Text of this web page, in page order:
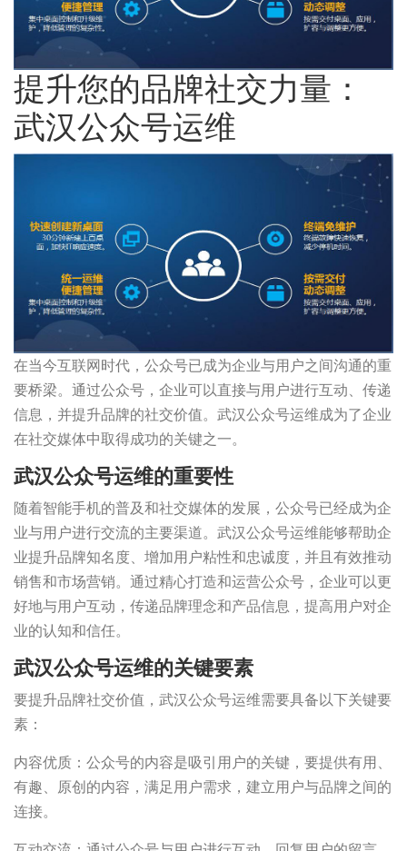
提升您的品牌社交力量：
武汉公众号运维
在当今互联网时代，公众号已成为企业与用户之间沟通的重
要桥梁。通过公众号，企业可以直接与用户进行互动、传递
信息，并提升品牌的社交价值。武汉公众号运维成为了企业
在社交媒体中取得成功的关键之一。
武汉公众号运维的重要性
随着智能手机的普及和社交媒体的发展，公众号已经成为企
业与用户进行交流的主要渠道。武汉公众号运维能够帮助企
业提升品牌知名度、增加用户粘性和忠诚度，并且有效推动
销售和市场营销。通过精心打造和运营公众号，企业可以更
好地与用户互动，传递品牌理念和产品信息，提高用户对企
业的认知和信任。
武汉公众号运维的关键要素
要提升品牌社交价值，武汉公众号运维需要具备以下关键要
素：
内容优质：公众号的内容是吸引用户的关键，要提供有用、
有趣、原创的内容，满足用户需求，建立用户与品牌之间的
连接。